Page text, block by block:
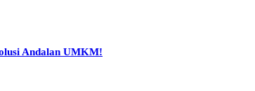
Andalan UMKM!